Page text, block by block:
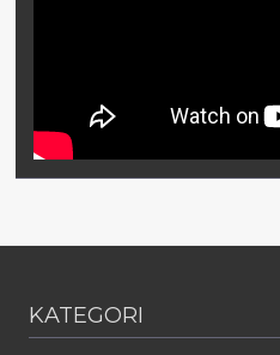
KATEGORI